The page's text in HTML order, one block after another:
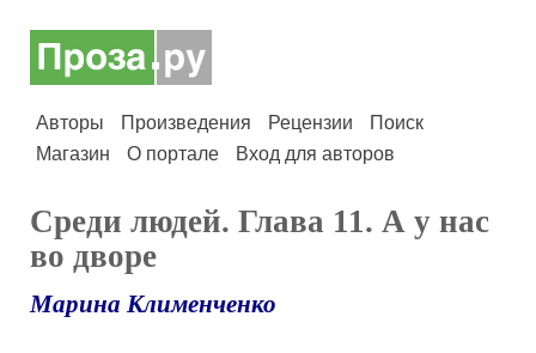
Авторы Произведения Рецензии
Поиск
Магазин
О портале Вход для авторов
Среди людей. Глава 11. А у нас
во дворе
Марина Клименченко